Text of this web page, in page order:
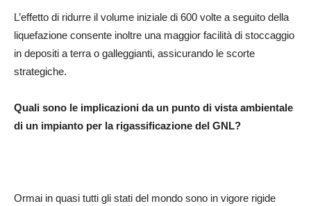
L’effetto di ridurre il volume iniziale di 600 volte a seguito della
liquefazione consente inoltre una maggior facilità di stoccaggio
in depositi a terra o galleggianti, assicurando le scorte
strategiche.
Quali sono le implicazioni da un punto di vista ambientale
di un impianto per la rigassificazione del GNL?
Ormai in quasi tutti gli stati del mondo sono in vigore rigide